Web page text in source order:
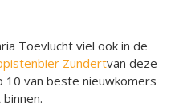
Toevlucht viel ook in de
Zundertvan deze
van beste nieuwkomers